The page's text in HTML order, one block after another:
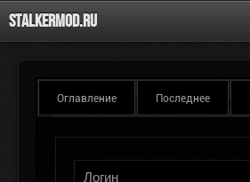
Stalkermod.ru
Оглавление Последнее